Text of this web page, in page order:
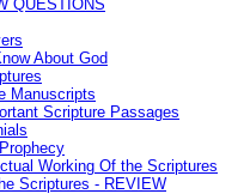
QUESTIONS
About God
Manuscripts
Scripture Passages
Working Of the Scriptures
Scriptures - REVIEW